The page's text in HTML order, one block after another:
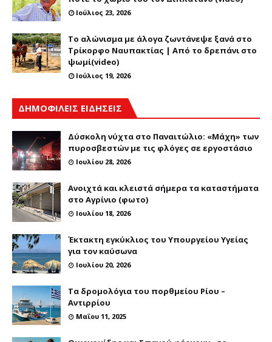
Ιούλιος 23, 2026
Το αλώνισμα με άλογα ζωντάνεψε ξανά στο
Τρίκορφο Ναυπακτίας | Από το δρεπάνι στο
ψωμί(video)
Ιούλιος 19, 2026
ΔΗΜΟΦΙΛΕΙΣ ΕΙΔΗΣΕΙΣ
Δύσκολη νύχτα στο Παναιτώλιο: «Μάχη» των
πυροσβεστών με τις φλόγες σε εργοστάσιο
Ιουλίου 28, 2026
Ανοιχτά και κλειστά σήμερα τα καταστήματα
στο Αγρίνιο (φωτο)
Ιουλίου 18, 2026
Έκτακτη εγκύκλιος του Υπουργείου Υγείας
για τον καύσωνα
Ιουλίου 20, 2026
Τα δρομολόγια του πορθμείου Ρίου –
Αντιρρίου
Μαΐου 11, 2025